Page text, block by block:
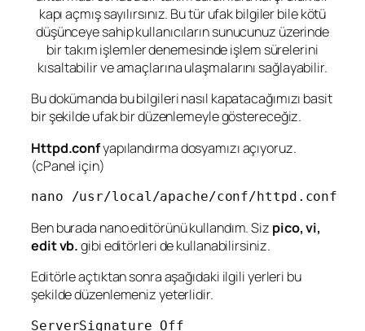
kapı açmış sayılırsınız. Bu tür ufak bilgiler bile kötü
düşünceye sahip kullanıcıların sunucunuz üzerinde
bir takım işlemler denemesinde işlem sürelerini
kısaltabilir ve amaçlarına ulaşmalarını sağlayabilir.
Bu dokümanda bu bilgileri nasıl kapatacağımızı basit
bir şekilde ufak bir düzenlemeyle göstereceğiz.
Httpd.confyapılandırma dosyamızı açıyoruz.
(cPanel için)
nano /usr/local/apache/conf/httpd.conf
Ben burada nano editörünü kullandım. Siz pico, vi,
edit vb.gibi editörleri de kullanabilirsiniz.
Editörle açtıktan sonra aşağıdaki ilgili yerleri bu
şekilde düzenlemeniz yeterlidir.
ServerSignature Off